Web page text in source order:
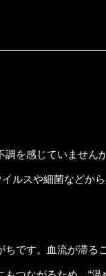
調を感じていません
ルスや細菌などか
です。血流が滞る